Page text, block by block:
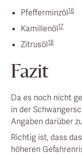
Pfefferminzöl16
Kamillenöl17
Zitrusöl18
Fazit
Da es noch nicht
in der
Angaben darüber
Richtig ist, dass
höheren